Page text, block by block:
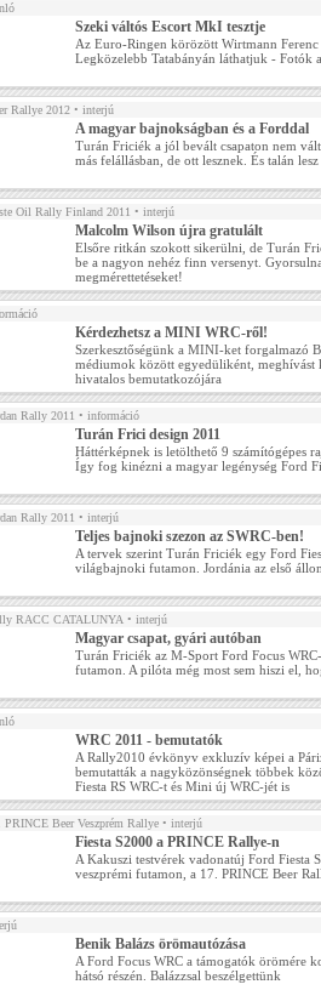
Szeki váltós Escort MkI tesztje
Az Euro-Ringen körözött Wirtmann Ferenc
Legközelebb Tatabányán láthatjuk - Fotók
Rallye 2012 • interjú
A magyar bajnokságban és a Forddal
Turán Friciék a jól bevált csapaton nem
más felállásban, de ott lesznek. És talán
Oil Rally Finland 2011 • interjú
Malcolm Wilson újra gratulált
Elsőre ritkán szokott sikerülni, de Turán
be a nagyon nehéz finn versenyt.
megmérettetéseket!
Kérdezhetsz a MINI WRC-ről!
Szerkesztőségünk a MINI-ket forgalmazó
médiumok között egyedüliként, meghívást
hivatalos bemutatkozójára
Rally 2011 • információ
Turán Frici design 2011
Háttérképnek is letölthető 9 számítógépes
Így fog kinézni a magyar legénység Ford
Rally 2011 • interjú
Teljes bajnoki szezon az SWRC-ben!
A tervek szerint Turán Friciék egy Ford
világbajnoki futamon. Jordánia az első
RACC CATALUNYA • interjú
Magyar csapat, gyári autóban
Turán Friciék az M-Sport Ford Focus
futamon. A pilóta még most sem hiszi el,
WRC 2011 - bemutatók
A Rally2010 évkönyv exkluzív képei a
bemutatták a nagyközönségnek többek
Fiesta RS WRC-t és Mini új WRC-jét is
PRINCE Beer Veszprém Rallye • interjú
Fiesta S2000 a PRINCE Rallye-n
A Kakuszi testvérek vadonatúj Ford Fiesta
veszprémi futamon, a 17. PRINCE Beer
Benik Balázs örömautózása
A Ford Focus WRC a támogatók örömére
hátsó részén. Balázzsal beszélgettünk